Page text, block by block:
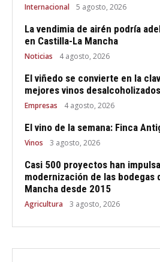
Internacional 5 agosto, 2026
La vendimia de airén podría
en Castilla-La Mancha
Noticias 4 agosto, 2026
El viñedo se convierte en la
mejores vinos desalcoholizados
Empresas 4 agosto, 2026
El vino de la semana: Finca
Vinos 3 agosto, 2026
Casi 500 proyectos han
modernización de las bodegas
Mancha desde 2015
Agricultura 3 agosto, 2026